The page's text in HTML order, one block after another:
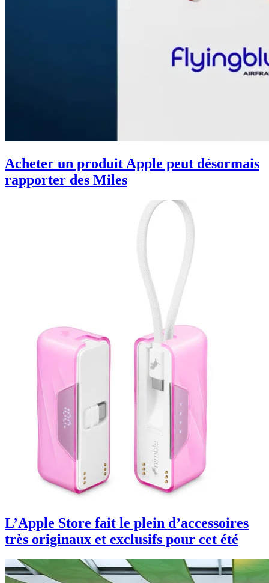
Acheter un produit Apple peut désormais
rapporter des Miles
L’Apple Store fait le plein d’accessoires
très originaux et exclusifs pour cet été